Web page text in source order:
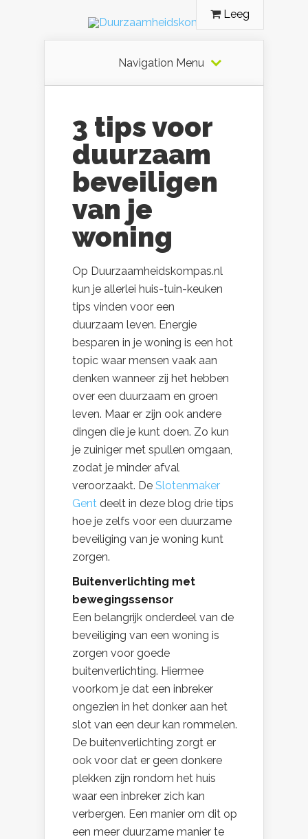
Leeg
Navigation Menu
3 tips voor
duurzaam
beveiligen
van je
woning
Op Duurzaamheidskompas.nl
kun je allerlei huis-tuin-keuken
tips vinden voor een
duurzaam leven. Energie
besparen in je woning is een hot
topic waar mensen vaak aan
denken wanneer zij het hebben
over een duurzaam en groen
leven. Maar er zijn ook andere
dingen die je kunt doen. Zo kun
je zuiniger met spullen omgaan,
zodat je minder afval
veroorzaakt. De Slotenmaker
Gent deelt in deze blog drie tips
hoe je zelfs voor een duurzame
beveiliging van je woning kunt
zorgen.
Buitenverlichting met
bewegingssensor
Een belangrijk onderdeel van de
beveiliging van een woning is
zorgen voor goede
buitenverlichting. Hiermee
voorkom je dat een inbreker
ongezien in het donker aan het
slot van een deur kan rommelen.
De buitenverlichting zorgt er
ook voor dat er geen donkere
plekken zijn rondom het huis
waar een inbreker zich kan
verbergen. Een manier om dit op
een meer duurzame manier te